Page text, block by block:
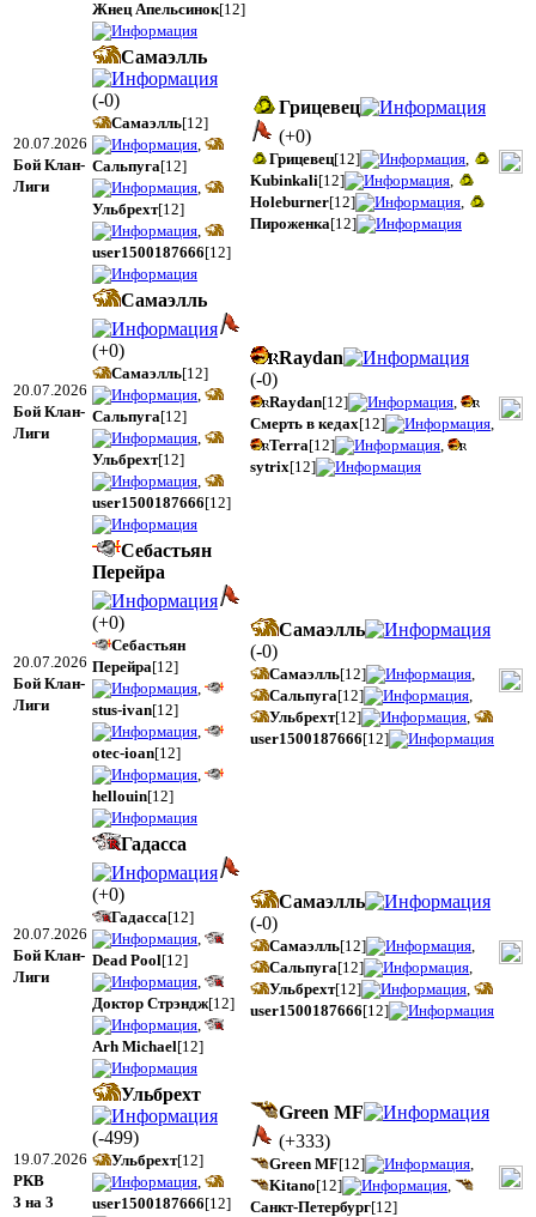
Жнец Апельсинок[12]
20.07.2026
Бой Клан-
Лиги
Самаэлль
(-0)
Самаэлль[12]
Сальпуга[12]
Ульбрехт[12]
user1500187666[12]
Грицевец
(+0)
Грицевец[12]
Kubinkali[12]
Holeburner[12]
Пироженка[12]
20.07.2026
Бой Клан-
Лиги
Самаэлль
(+0)
Самаэлль[12]
Сальпуга[12]
Ульбрехт[12]
user1500187666[12]
Raydan
(-0)
Raydan[12]
Смерть в кедах[12]
Terra[12]
sytrix[12]
20.07.2026
Бой Клан-
Лиги
Себастьян
Перейра
(+0)
Себастьян
Перейра[12]
stus-ivan[12]
otec-ioan[12]
hellouin[12]
Самаэлль
(-0)
Самаэлль[12]
Сальпуга[12]
Ульбрехт[12]
user1500187666[12]
20.07.2026
Бой Клан-
Лиги
Гадасса
(+0)
Гадасса[12]
Dead Pool[12]
Доктор Стрэндж[12]
Arh Michael[12]
Самаэлль
(-0)
Самаэлль[12]
Сальпуга[12]
Ульбрехт[12]
user1500187666[12]
19.07.2026
РКВ
3 на 3
Ульбрехт
(-499)
Ульбрехт[12]
user1500187666[12]
Green MF
(+333)
Green MF[12]
Kitano[12]
Санкт-Петербург[12]